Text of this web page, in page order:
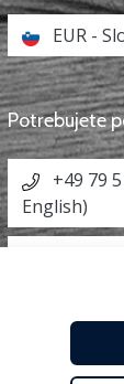
EUR -
Potrebujete
+49 79
English)